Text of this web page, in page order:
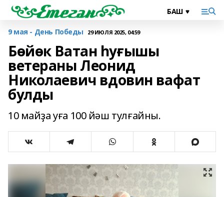
9 мая - День Победы 29 ИЮЛЯ 2025, 04:59
Бөйөк Ватан һуғышы
ветераны Леонид
Николаевич вдовин вафат
булды
10 майҙа уға 100 йәш тулғайны.